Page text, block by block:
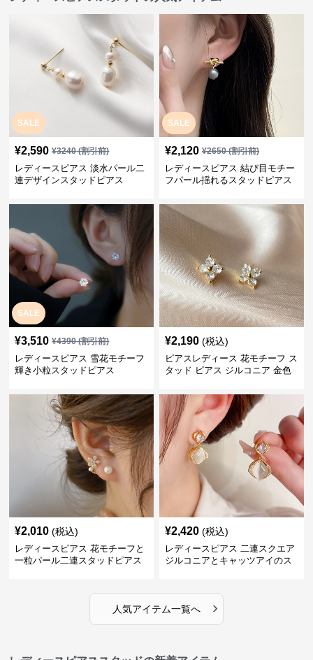
SALE
¥2,590 ¥3240(割引前)
レディースピアス 淡水パール二
連デザインスタッドピアス
SALE
¥2,120 ¥2650(割引前)
レディースピアス 結び目モチー
フパール揺れるスタッドピアス
SALE
¥3,510 ¥4390(割引前)
レディースピアス 雪花モチーフ
輝き小粒スタッドピアス
¥2,190 (税込)
ピアスレディース 花モチーフ ス
タッド ピアス ジルコニア 金色
¥2,010 (税込)
レディースピアス 花モチーフと
一粒パール二連スタッドピアス
¥2,420 (税込)
レディースピアス 二連スクエア
ジルコニアとキャッツアイのス
人気アイテム一覧へ ›